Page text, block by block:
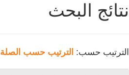
نتائج البحث
الترتيب حسب: الترتيب حسب الصلة